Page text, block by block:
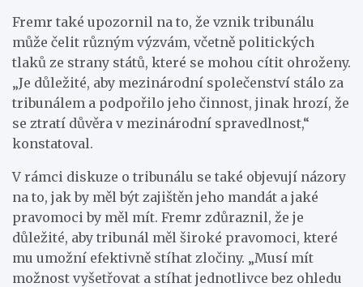
Fremr také upozornil na to, že vznik tribunálu
může čelit různým výzvám, včetně politických
tlaků ze strany států, které se mohou cítit ohroženy.
„Je důležité, aby mezinárodní společenství stálo za
tribunálem a podpořilo jeho činnost, jinak hrozí, že
se ztratí důvěra v mezinárodní spravedlnost,“
konstatoval.
V rámci diskuze o tribunálu se také objevují názory
na to, jak by měl být zajištěn jeho mandát a jaké
pravomoci by měl mít. Fremr zdůraznil, že je
důležité, aby tribunál měl široké pravomoci, které
mu umožní efektivně stíhat zločiny. „Musí mít
možnost vyšetřovat a stíhat jednotlivce bez ohledu